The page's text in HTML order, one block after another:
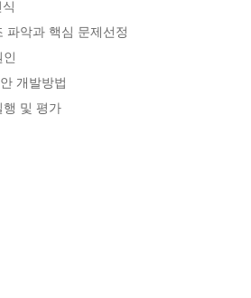
파악과 핵심 문제선정
개발방법
및 평가